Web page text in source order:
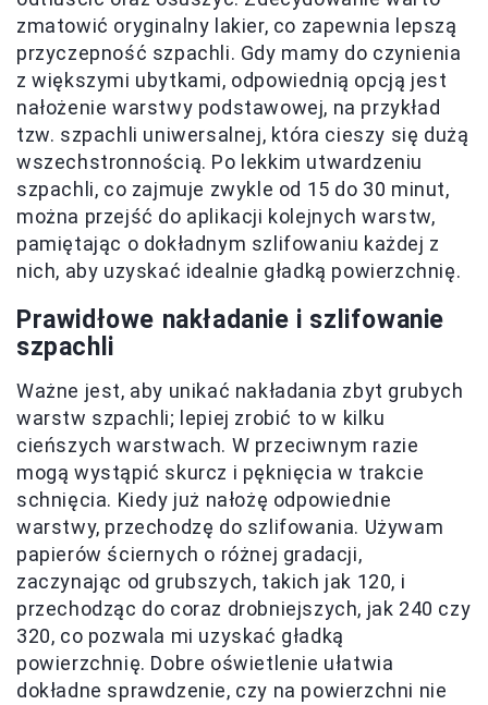
zmatowić oryginalny lakier, co zapewnia lepszą
przyczepność szpachli. Gdy mamy do czynienia
z większymi ubytkami, odpowiednią opcją jest
nałożenie warstwy podstawowej, na przykład
tzw. szpachli uniwersalnej, która cieszy się dużą
wszechstronnością. Po lekkim utwardzeniu
szpachli, co zajmuje zwykle od 15 do 30 minut,
można przejść do aplikacji kolejnych warstw,
pamiętając o dokładnym szlifowaniu każdej z
nich, aby uzyskać idealnie gładką powierzchnię.
Prawidłowe nakładanie i szlifowanie
szpachli
Ważne jest, aby unikać nakładania zbyt grubych
warstw szpachli; lepiej zrobić to w kilku
cieńszych warstwach. W przeciwnym razie
mogą wystąpić skurcz i pęknięcia w trakcie
schnięcia. Kiedy już nałożę odpowiednie
warstwy, przechodzę do szlifowania. Używam
papierów ściernych o różnej gradacji,
zaczynając od grubszych, takich jak 120, i
przechodząc do coraz drobniejszych, jak 240 czy
320, co pozwala mi uzyskać gładką
powierzchnię. Dobre oświetlenie ułatwia
dokładne sprawdzenie, czy na powierzchni nie